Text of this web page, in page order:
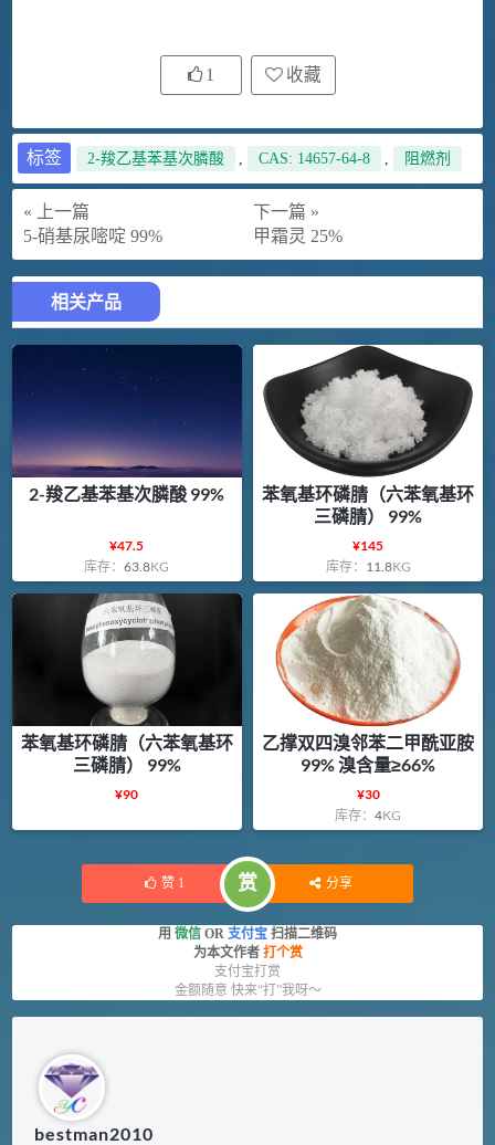
1 收藏
标签 2-羧乙基苯基次膦酸 , CAS: 14657-64-8 , 阻燃剂
« 上一篇
5-硝基尿嘧啶 99%
下一篇 »
甲霜灵 25%
相关产品
2-羧乙基苯基次膦酸 99%
¥47.5
库存：63.8KG
苯氧基环磷腈（六苯氧基环
三磷腈） 99%
¥145
库存： 11.8KG
苯氧基环磷腈（六苯氧基环
三磷腈） 99%
¥90
乙撑双四溴邻苯二甲酰亚胺
99% 溴含量≥66%
¥30
库存：4KG
赞 1 赏 分享
用 微信 OR 支付宝 扫描二维码
为本文作者 打个赏
支付宝打赏
金额随意 快来“打”我呀～
bestman2010